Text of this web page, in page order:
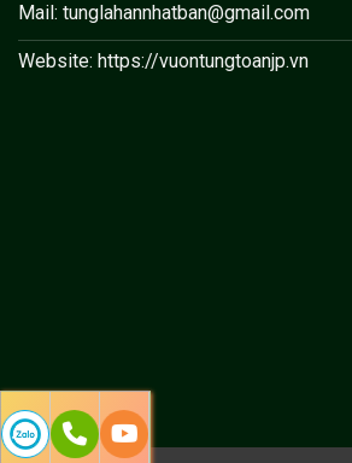
Mail: tunglahannhatban@gmail.com
Website: https://vuontungtoanjp.vn